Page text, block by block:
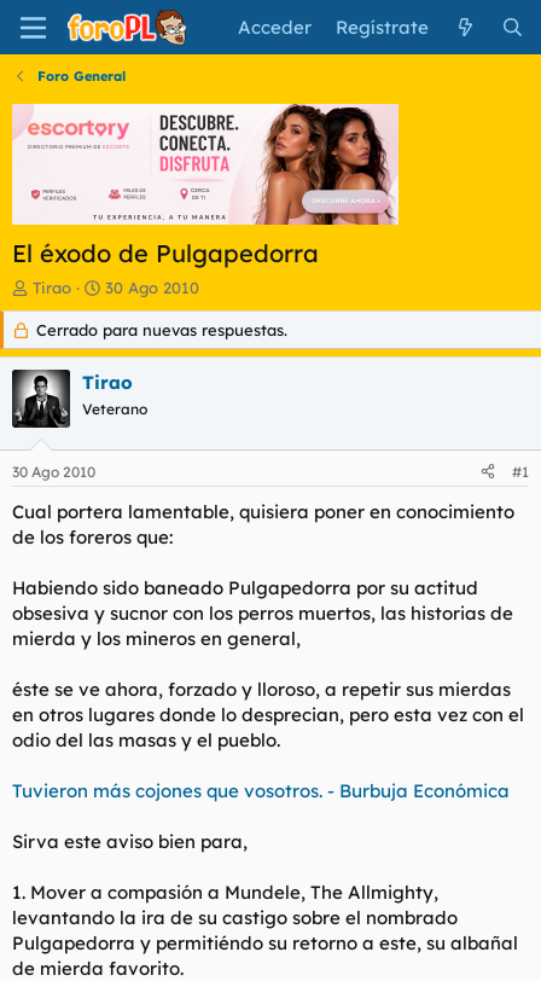
Acceder Regístrate
Foro General
El éxodo de Pulgapedorra
I
n
c
i
a
d
o
d
t
m
a
Tirao
F
e
c
h
d
e
i
o
30 Ago 2010
Cerrado para nuevas respuestas.
Tirao
Veterano
30 Ago 2010 #1
Cual portera lamentable, quisiera poner en conocimiento
de los foreros que:
Habiendo sido baneado Pulgapedorra por su actitud
obsesiva y sucnor con los perros muertos, las historias de
mierda y los mineros en general,
éste se ve ahora, forzado y lloroso, a repetir sus mierdas
en otros lugares donde lo desprecian, pero esta vez con el
odio del las masas y el pueblo.
Tuvieron más cojones que vosotros. - Burbuja Económica
Sirva este aviso bien para,
1. Mover a compasión a Mundele, The Allmighty,
levantando la ira de su castigo sobre el nombrado
Pulgapedorra y permitiéndo su retorno a este, su albañal
de mierda favorito.